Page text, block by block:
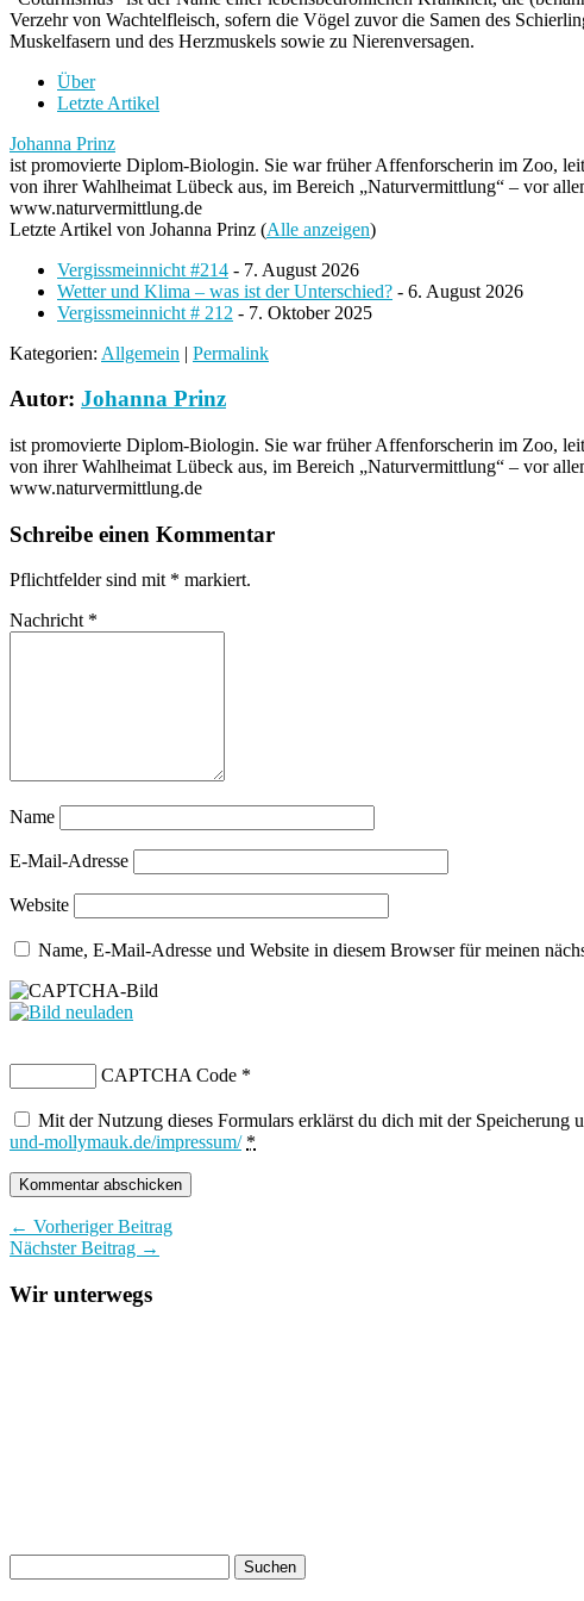
Verzehr von Wachtelfleisch, sofern die Vögel zuvor die Samen des
Muskelfasern und des Herzmuskels sowie zu Nierenversagen.
Über
Letzte Artikel
Johanna Prinz
ist promovierte Diplom-Biologin. Sie war früher Affenforscherin im Zoo,
von ihrer Wahlheimat Lübeck aus, im Bereich „Naturvermittlung“ – vor
www.naturvermittlung.de
Letzte Artikel von Johanna Prinz (Alle anzeigen)
Vergissmeinnicht #214 - 7. August 2026
Wetter und Klima – was ist der Unterschied? - 6. August 2026
Vergissmeinnicht # 212 - 7. Oktober 2025
Kategorien: Allgemein | Permalink
Autor: Johanna Prinz
ist promovierte Diplom-Biologin. Sie war früher Affenforscherin im Zoo,
von ihrer Wahlheimat Lübeck aus, im Bereich „Naturvermittlung“ – vor
www.naturvermittlung.de
Schreibe einen Kommentar
Pflichtfelder sind mit * markiert.
Nachricht *
Name
E-Mail-Adresse
Website
Name, E-Mail-Adresse und Website in diesem Browser für meinen
CAPTCHA Code *
Mit der Nutzung dieses Formulars erklärst du dich mit der Speicherung
und-mollymauk.de/impressum/ *
← Vorheriger Beitrag
Nächster Beitrag →
Wir unterwegs